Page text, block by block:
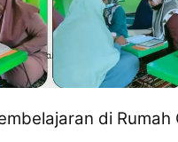
di Rumah